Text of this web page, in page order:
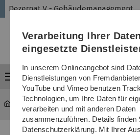
Dezernat V - Gebäudemanagement
Menü
Verwaltung ...
Verarbeitung Ihrer
eingesetzte
In unserem Onlineangebot sind
Dienstleistungen von
YouTube und Vimeo benutzen
Technologien, um Ihre Daten für
verarbeiten und mit anderen Daten
zusammenzuführen. Details finden
Datenschutzerklärung. Mit Ihrer